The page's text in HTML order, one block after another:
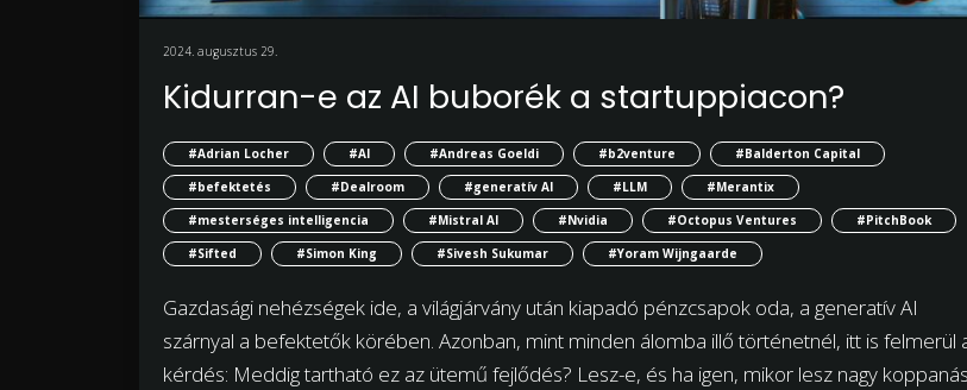
2024. augusztus 29.
Kidurran-e az AI buborék a startuppiacon?
#Adrian Locher #AI #Andreas Goeldi #b2venture
#Balderton Capital
#befektetés
#Dealroom #generatív AI #LLM
#Merantix
#mesterséges intelligencia
#Mistral AI #Nvidia #Octopus Ventures
#PitchBook
#Sifted
#Simon King #Sivesh Sukumar #Yoram Wijngaarde
Gazdasági nehézségek ide, a világjárvány után kiapadó pénzcsapok oda, a generatív AI
szárnyal a befektetők körében. Azonban, mint minden álomba illő történetnél, itt is felmerül
kérdés: Meddig tartható ez az ütemű fejlődés? Lesz-e, és ha igen, mikor lesz nagy koppanás